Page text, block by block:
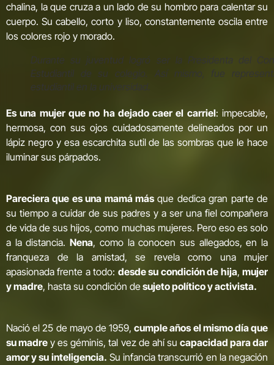
chalina, la que cruza a un lado de su hombro para calentar su
cuerpo. Su cabello, corto y liso, constantemente oscila entre
los colores rojo y morado.
Durante su juventud logró ser la Presidenta del
Estudiantil de su colegio. Así mismo, fue
estudiantil en la universidad.
Es una mujer que no ha dejado caer el carriel: impecable,
hermosa, con sus ojos cuidadosamente delineados por un
lápiz negro y esa escarchita sutil de las sombras que le hace
iluminar sus párpados.
Pareciera que es una mamá másque dedica gran parte de
su tiempo a cuidar de sus padres y a ser una fiel compañera
de vida de sus hijos, como muchas mujeres. Pero eso es solo
a la distancia.Nena, como la conocen sus allegados, en la
franqueza de la amistad, se revela como una mujer
apasionada frente a todo: desde su condición de hija,mujer
y madre, hasta su condición desujeto político y activista.
Nació el 25 de mayo de 1959,cumple años el mismo día que
su madre y es géminis, tal vez de ahí su capacidad para dar
amor y su inteligencia. Su infancia transcurrió en la negación